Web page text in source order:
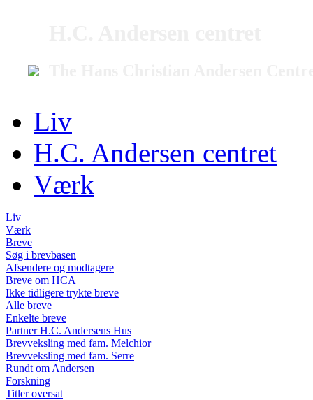
Liv
H.C. Andersen centret
Værk
Liv
Værk
Breve
Søg i brevbasen
Afsendere og modtagere
Breve om HCA
Ikke tidligere trykte breve
Alle breve
Enkelte breve
Partner H.C. Andersens Hus
Brevveksling med fam. Melchior
Brevveksling med fam. Serre
Rundt om Andersen
Forskning
Titler oversat